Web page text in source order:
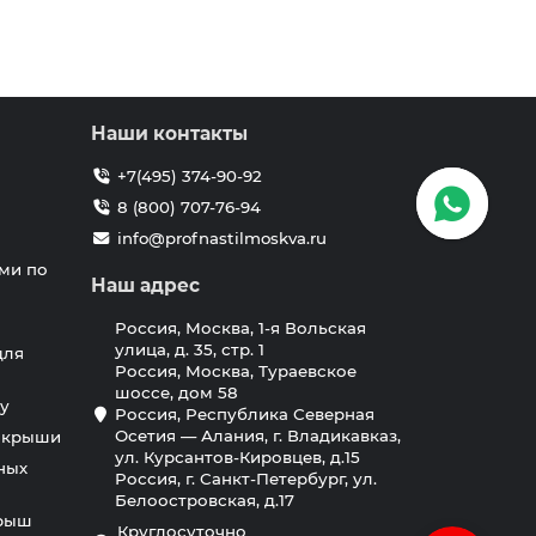
по
крыши
Наши контакты
+7(495) 374-90-92
8 (800) 707-76-94
info@profnastilmoskva.ru
Наш адрес
Россия, Москва, 1-я Вольская
улица, д. 35, стр. 1
Россия, Москва, Тураевское
шоссе, дом 58
Россия, Республика Северная
Осетия — Алания, г. Владикавказ,
ул. Курсантов-Кировцев, д.15
Россия, г. Санкт-Петербург, ул.
Белоостровская, д.17
Круглосуточно